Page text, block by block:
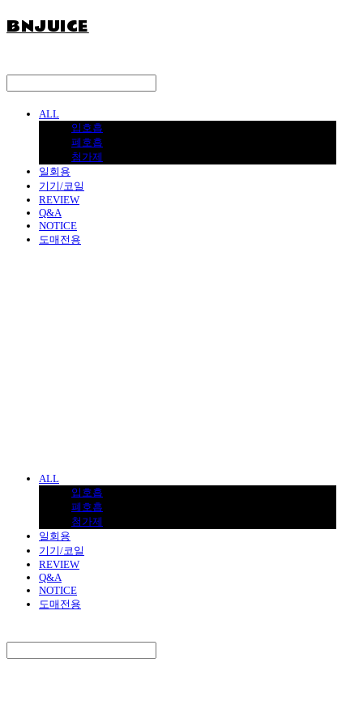
BNJUICE
ALL
입호흡
폐호흡
첨가제
일회용
기기/코일
REVIEW
Q&A
NOTICE
도매전용
ALL
입호흡
폐호흡
첨가제
일회용
기기/코일
REVIEW
Q&A
NOTICE
도매전용